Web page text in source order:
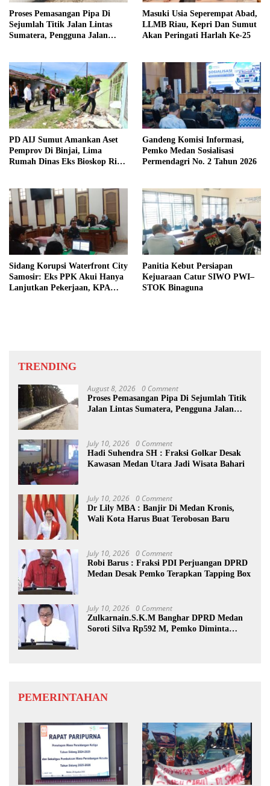
Proses Pemasangan Pipa Di
Sejumlah Titik Jalan Lintas
Sumatera, Pengguna Jalan
Masuki Usia Seperempat Abad,
LLMB Riau, Kepri Dan Sumut
Akan Peringati Harlah Ke-25
PD AIJ Sumut Amankan Aset
Pemprov Di Binjai, Lima
Rumah Dinas Eks Bioskop Ria
Gandeng Komisi Informasi,
Pemko Medan Sosialisasi
Permendagri No. 2 Tahun 2026
Sidang Korupsi Waterfront City
Samosir: Eks PPK Akui Hanya
Lanjutkan Pekerjaan, KPA
Panitia Kebut Persiapan
Kejuaraan Catur SIWO PWI–
STOK Binaguna
TRENDING
August 8, 2026 0 Comment
Proses Pemasangan Pipa Di Sejumlah Titik
Jalan Lintas Sumatera, Pengguna Jalan
July 10, 2026 0 Comment
Hadi Suhendra SH : Fraksi Golkar Desak
Kawasan Medan Utara Jadi Wisata Bahari
July 10, 2026 0 Comment
Dr Lily MBA : Banjir Di Medan Kronis,
Wali Kota Harus Buat Terobosan Baru
July 10, 2026 0 Comment
Robi Barus : Fraksi PDI Perjuangan DPRD
Medan Desak Pemko Terapkan Tapping Box
July 10, 2026 0 Comment
Zulkarnain.S.K.M Banghar DPRD Medan
Soroti Silva Rp592 M, Pemko Diminta
PEMERINTAHAN